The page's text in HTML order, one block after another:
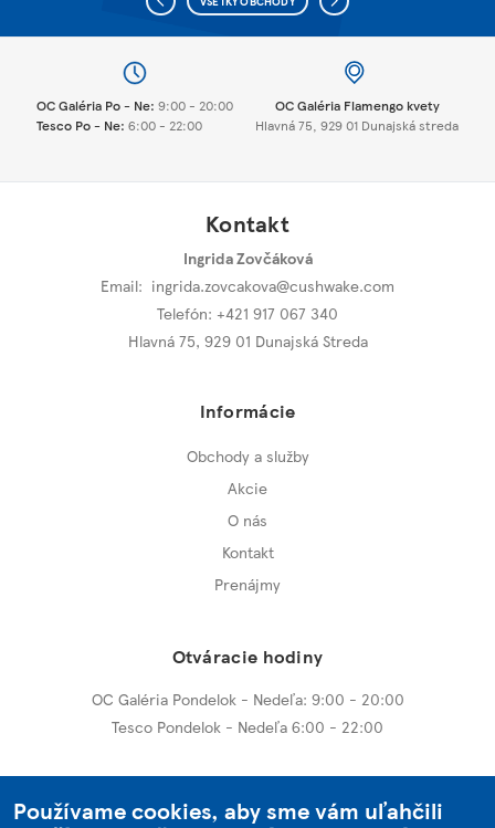
OC Galéria Po - Ne: 9:00 - 20:00
Tesco Po - Ne: 6:00 - 22:00
OC Galéria Flamengo kvety
Hlavná 75, 929 01 Dunajská streda
Kontakt
Ingrida Zovčáková
Email: ingrida.zovcakova@cushwake.com
Telefón: +421 917 067 340
Hlavná 75, 929 01 Dunajská Streda
Informácie
Obchody a služby
Akcie
O nás
Kontakt
Prenájmy
Otváracie hodiny
OC Galéria Pondelok - Nedeľa: 9:00 - 20:00
Tesco Pondelok - Nedeľa 6:00 - 22:00
Používame cookies, aby sme vám uľahčili